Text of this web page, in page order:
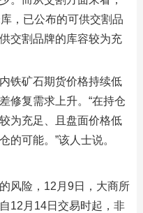
，已公布的可供交割品
交割品牌的库容较为充
铁矿石期货价格持续低
修复需求上升。“在持仓
为充足、且盘面价格低
的可能。”该人士说。
风险，12月9日，大商所
12月14日交易时起，非